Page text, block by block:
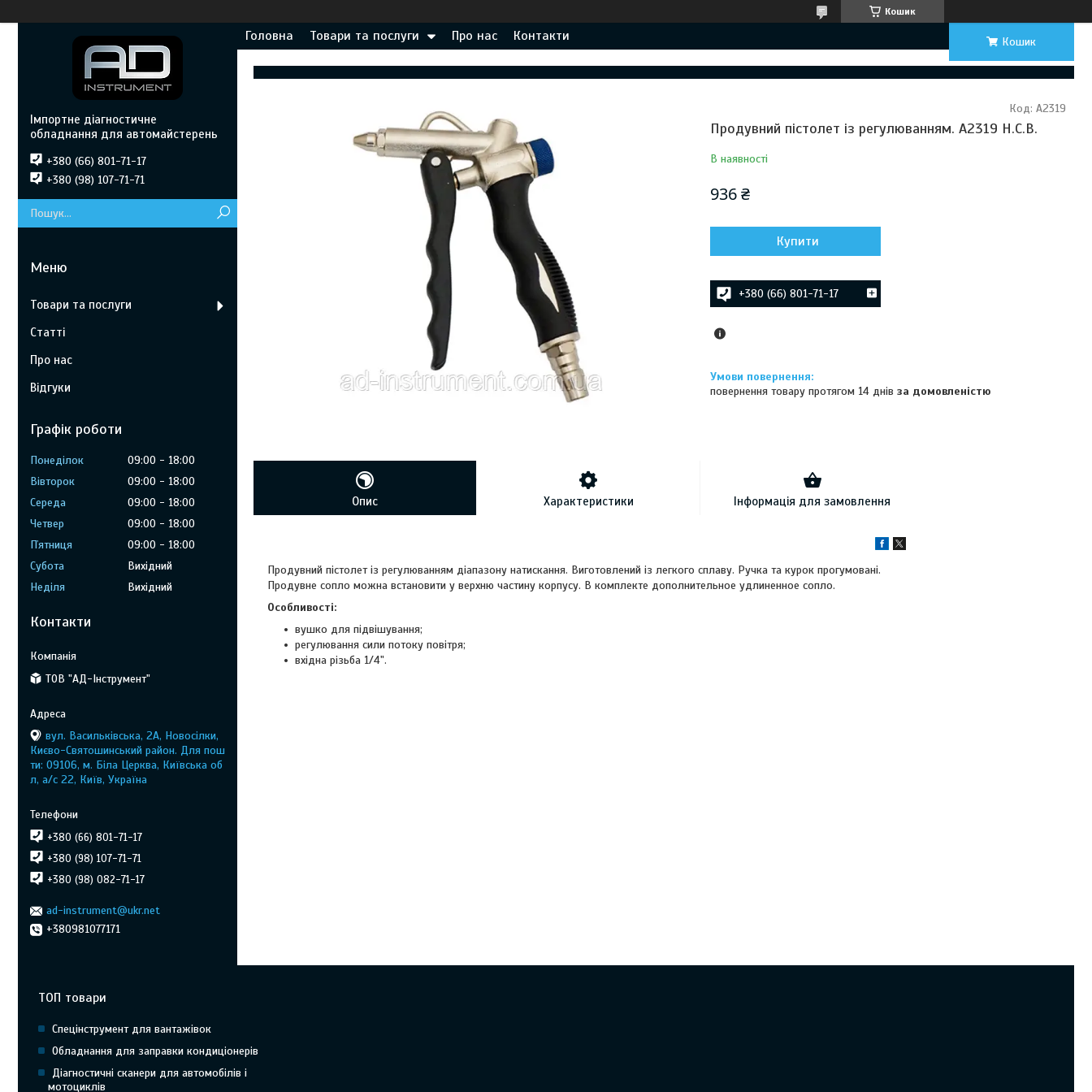
Кошик
Головна Товари та послуги Про нас Контакти Кошик
Продувний пістолет із регулюванням. A2319 H.C.B.
В наявності
Код: A2319
936 ₴
Купити
+380 (66) 801-71-17
повернення товару протягом 14 днівза домовленістю
Опис Характеристики Інформація для замовлення
Продувний пістолет із регулюванням діапазону натискання. Виготовлений із легкого сплаву. Ручка та курок прогумовані.
Продувне сопло можна встановити у верхню частину корпусу. В комплекте дополнительное удлиненное сопло.
Особливості:
вушко для підвішування;
регулювання сили потоку повітря;
вхідна різьба 1/4".
Імпортне діагностичне
обладнання для автомайстерень
+380 (66) 801-71-17
+380 (98) 107-71-71
Товари та послуги
Статті
Про нас
Відгуки
Графік роботи
Понеділок 09:00
18:00
Вівторок
09:00
18:00
Середа
09:00
18:00
Четвер
09:00
18:00
Пʼятниця
09:00
18:00
Субота
Вихідний
Неділя
Вихідний
Контакти
ТОВ "АД-Інструмент"
вул. Васильківська, 2А, Новосілки,
Києво-Святошинський район. Для пош
ти: 09106, м. Біла Церква, Київська об
л, а/с 22, Київ, Україна
+380 (66) 801-71-17
+380 (98) 107-71-71
+380 (98) 082-71-17
ad-instrument@ukr.net
+380981077171
ТОП товари
Спецінструмент для вантажівок
Обладнання для заправки кондиціонерів
Діагностичні сканери для автомобілів і
мотоциклів